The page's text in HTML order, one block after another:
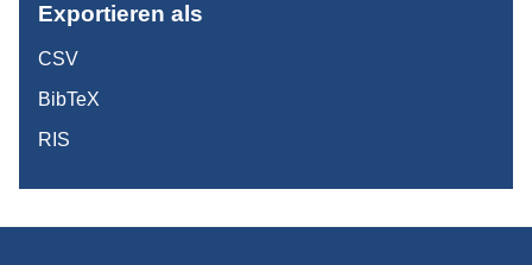
Beiträge in Zeitschriften
Exportieren als
CSV
BibTeX
RIS